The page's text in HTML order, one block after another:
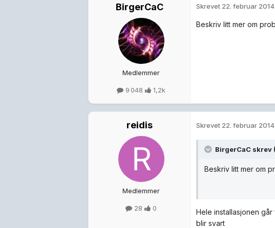
BirgerCaC
Medlemmer
9 048 1,2k
Skrevet 22. februar 2014
Beskriv litt mer om
reidis
Medlemmer
28 0
Skrevet 22. februar 2014
BirgerCaC skrev
Beskriv litt mer om
Hele installasjonen
blir svart